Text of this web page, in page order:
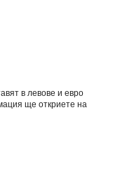
в левове и евро
ще откриете на